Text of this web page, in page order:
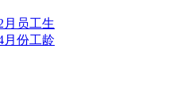
月员工生
月份工龄